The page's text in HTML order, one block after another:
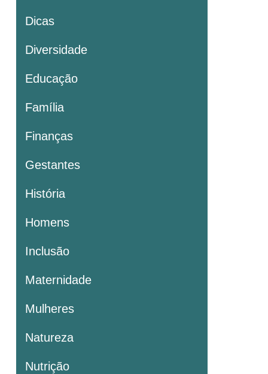
Dicas
Diversidade
Educação
Família
Finanças
Gestantes
História
Homens
Inclusão
Maternidade
Mulheres
Natureza
Nutrição